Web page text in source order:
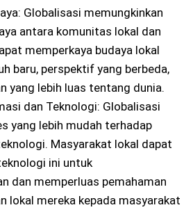
Globalisasi memungkinkan
antara komunitas lokal dan
memperkaya budaya lokal
baru, perspektif yang berbeda,
yang lebih luas tentang dunia.
dan Teknologi: Globalisasi
yang lebih mudah terhadap
Masyarakat lokal dapat
ini untuk
dan memperluas pemahaman
lokal mereka kepada masyarakat